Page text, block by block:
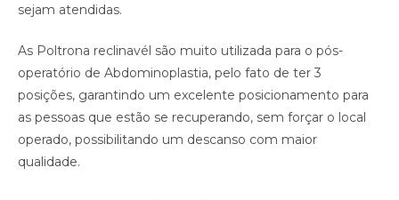
sejam atendidas. ⠀
As Poltrona reclinavél são muito utilizada para o pós-
operatório de Abdominoplastia, pelo fato de ter 3
posições, garantindo um excelente posicionamento para
as pessoas que estão se recuperando, sem forçar o local
operado, possibilitando um descanso com maior
qualidade.⠀